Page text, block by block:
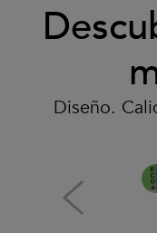
Diseño.